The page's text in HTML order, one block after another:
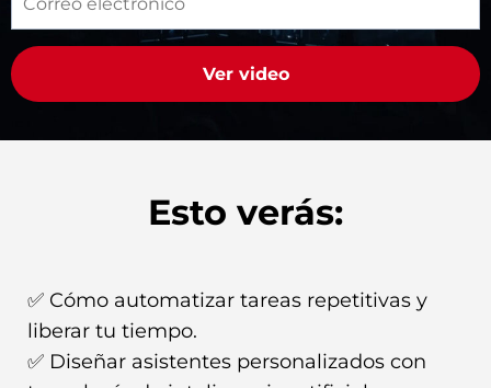
Ver video
Esto verás:
✅ Cómo automatizar tareas repetitivas y
liberar tu tiempo.
✅ Diseñar asistentes personalizados con